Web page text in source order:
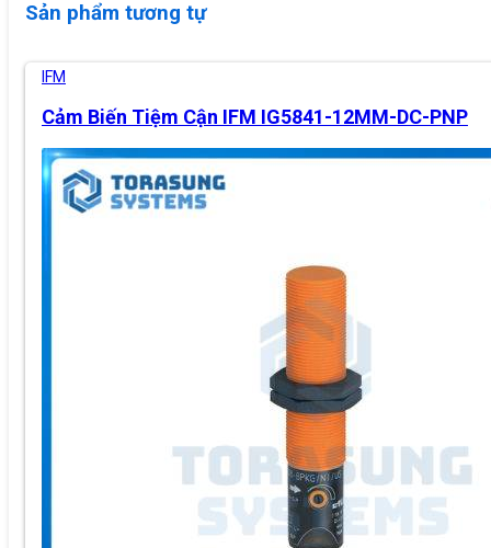
Sản phẩm tương tự
IFM
Cảm Biến Tiệm Cận IFM IG5841-12MM-DC-PNP